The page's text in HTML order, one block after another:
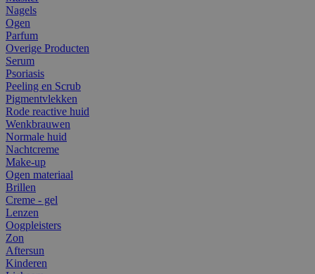
Nagels
Ogen
Parfum
Overige Producten
Serum
Psoriasis
Peeling en Scrub
Pigmentvlekken
Rode reactive huid
Wenkbrauwen
Normale huid
Nachtcreme
Make-up
Ogen materiaal
Brillen
Creme - gel
Lenzen
Oogpleisters
Zon
Aftersun
Kinderen